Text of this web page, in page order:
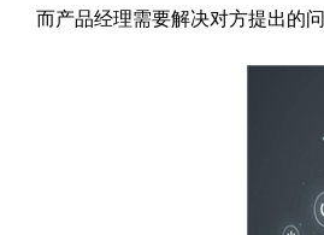
而产品经理需要解决对方提出的